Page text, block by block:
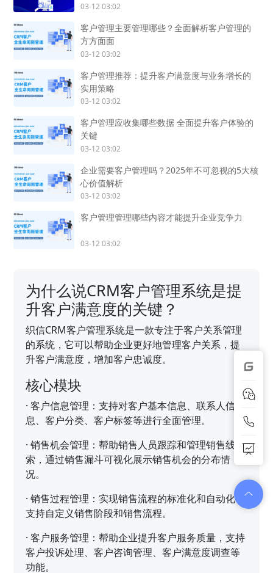
03-12 03:02
客户管理主要管理哪些？全面解析客户管理的
方方面面
03-12 03:02
客户管理推荐：提升客户满意度与业务增长的
实用策略
03-12 03:02
客户管理应收集哪些数据 全面提升客户体验的
关键
03-12 03:02
企业需要客户管理吗？2025年不可忽视的5大核
心价值解析
03-12 03:02
客户管理管理哪些内容才能提升企业竞争力
03-12 03:02
为什么说CRM客户管理系统是提
升客户满意度的关键？
织信CRM客户管理系统是一款专注于客户关系管理
的系统，它可以帮助企业更好地管理客户关系，提
升客户满意度，增加客户忠诚度。
核心模块
·客户信息管理：支持对客户基本信息、联系人信
息、客户分类、客户标签等进行全面管理。
·销售机会管理：帮助销售人员跟踪和管理销售线
索，通过销售漏斗可视化展示销售机会的分布情
况。
·销售过程管理：实现销售流程的标准化和自动化，
支持自定义销售阶段和销售流程。
·客户服务管理：帮助企业提升客户服务质量，支持
客户投诉处理、客户咨询管理、客户满意度调查等
功能。